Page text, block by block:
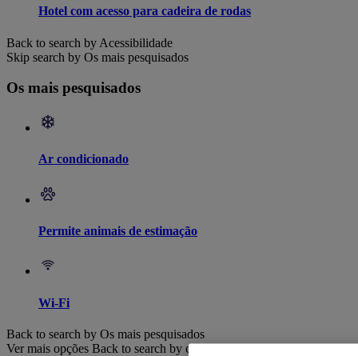
Hotel com acesso para cadeira de rodas
Back to search by Acessibilidade
Skip search by Os mais pesquisados
Os mais pesquisados
Ar condicionado
Permite animais de estimação
Wi-Fi
Back to search by Os mais pesquisados
Ver mais opções Back to search by categories